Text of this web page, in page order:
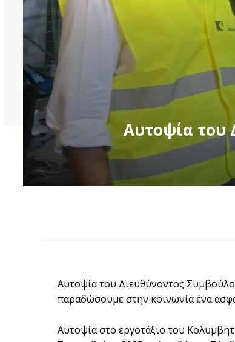
Αυτοψία του
Αυτοψία του Διευθύνοντος
παραδώσουμε στην κοινωνία ένα
Αυτοψία στο εργοτάξιο του